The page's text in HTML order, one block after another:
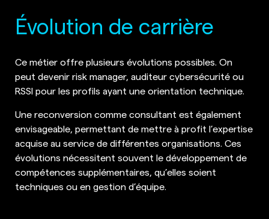
Évolution de carrière
Ce métier offre plusieurs évolutions possibles. On
peut devenir risk manager, auditeur cybersécurité ou
RSSI pour les profils ayant une orientation technique.
Une reconversion comme consultant est également
envisageable, permettant de mettre à profit l’expertise
acquise au service de différentes organisations. Ces
évolutions nécessitent souvent le développement de
compétences supplémentaires, qu’elles soient
techniques ou en gestion d’équipe.